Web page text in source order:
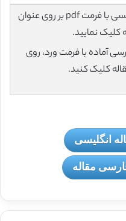
برای دانلود رایگان مقاله انگلیسی با فرمت pdf بر روی عنوان
کلیک نمایید.
آماده با فرمت ورد، روی
کلیک کنید.
انگلیسی
مقاله